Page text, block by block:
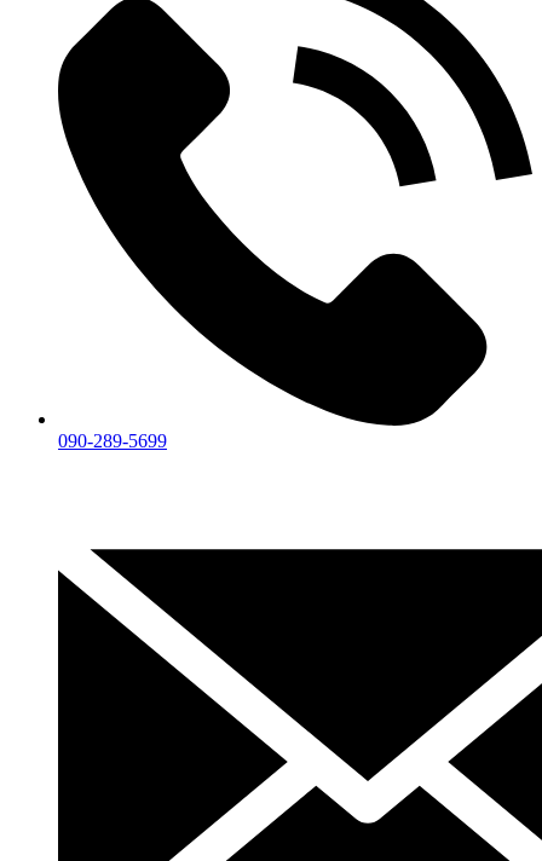
090-289-5699